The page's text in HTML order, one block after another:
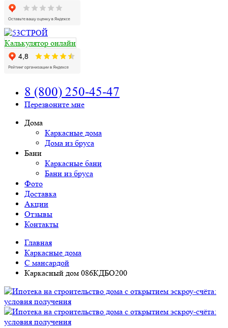
Калькулятор онлайн
8 (800) 250-45-47
Перезвоните мне
Дома
Каркасные дома
Дома из бруса
Бани
Каркасные бани
Бани из бруса
Фото
Доставка
Акции
Отзывы
Контакты
Главная
Каркасные дома
С мансардой
Каркасный дом 086КДБО200